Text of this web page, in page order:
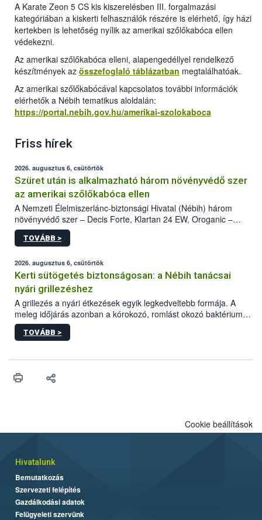
A Karate Zeon 5 CS kis kiszerelésben III. forgalmazási
kategóriában a kiskerti felhasználók részére is elérhető, így házi
kertekben is lehetőség nyílik az amerikai szőlőkabóca ellen
védekezni.
Az amerikai szőlőkabóca elleni, alapengedéllyel rendelkező
készítmények az összefoglaló táblázatban megtalálhatóak.
Az amerikai szőlőkabócával kapcsolatos további információk
elérhetők a Nébih tematikus aloldalán:
https://portal.nebih.gov.hu/amerikai-szolokaboca
Friss hírek
2026. augusztus 6, csütörtök
Szüret után is alkalmazható három növényvédő szer
az amerikai szőlőkabóca ellen
A Nemzeti Élelmiszerlánc-biztonsági Hivatal (Nébih) három
növényvédő szer – Decis Forte, Klartan 24 EW, Oroganic –
engedélyokiratát módosította, így azok a szüretet követően,
egészen a vesszőérettség (BBCH 91) stádiumáig
érésű szőlőkben is legyen lehetőség a károsító elleni további
védekezésre. Az Oroganic készítmény kis kiszerelésben kiskerti
felhasználók számára is elérhető és ökológiai termesztésben is
engedélyezett.
TOVÁBB >
2026. augusztus 6, csütörtök
Kerti sütögetés biztonságosan: a Nébih tanácsai
nyári grillezéshez
A grillezés a nyári étkezések egyik legkedveltebb formája. A
meleg időjárás azonban a kórokozó, romlást okozó baktériumok
gyorsabb szaporodásának is kedvez. A szabadtéri sütögetés
ezért nem csupán a megfelelő sütési technikáról szól: legalább
higiéniai szabályok betartása, a megfelelő hőkezelés, valamint a
biztonsági Hivatal (Nébih) Oktatási Programja összegyűjtötte a
TOVÁBB >
Cookie beállítások
Hivatalunk
Bemutatkozás
Szervezeti felépítés
Gazdálkodási adatok
Felügyeleti szervünk